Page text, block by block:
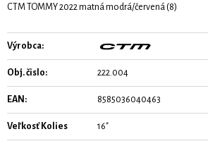
CTM TOMMY 2022 matná modrá/červená (8)
Výrobca:
Obj. čislo: 222.004
EAN: 8585036040463
Veľkosť Kolies 16"